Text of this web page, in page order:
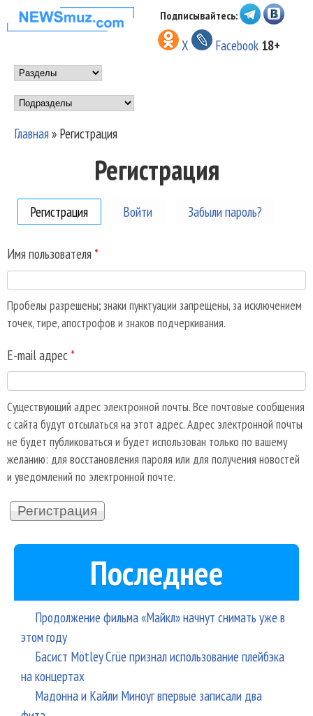
Перейти к основному
содержанию
НОВОСТИ
МУЗЫКИ И
ШОУ БИЗНЕСА
NEWSMUZ.COM
Подписывайтесь:
X Facebook 18+
Main menu
Подразделы
Главная» Регистрация
Регистрация
Регистрация (активная вкладка)
Войти Забыли пароль?
Имя пользователя *
Пробелы разрешены; знаки пунктуации запрещены, за исключением
точек, тире, апострофов и знаков подчеркивания.
E-mail адрес *
Существующий адрес электронной почты. Все почтовые сообщения
с сайта будут отсылаться на этот адрес. Адрес электронной почты
не будет публиковаться и будет использован только по вашему
желанию: для восстановления пароля или для получения новостей
и уведомлений по электронной почте.
Последнее
Продолжение фильма «Майкл» начнут снимать уже в
этом году
Басист Mötley Crüe признал использование плейбэка
на концертах
Мадонна и Кайли Миноуг впервые записали два